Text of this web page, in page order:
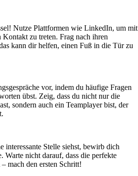
Nutze Plattformen wie LinkedIn, um mit
zu treten. Frag nach ihren
kann dir helfen, einen Fuß in die Tür zu
vor, indem du häufige Fragen
übst. Zeig, dass du nicht nur die
sondern auch ein Teamplayer bist, der
interessante Stelle siehst, bewirb dich
Warte nicht darauf, dass die perfekte
mach den ersten Schritt!